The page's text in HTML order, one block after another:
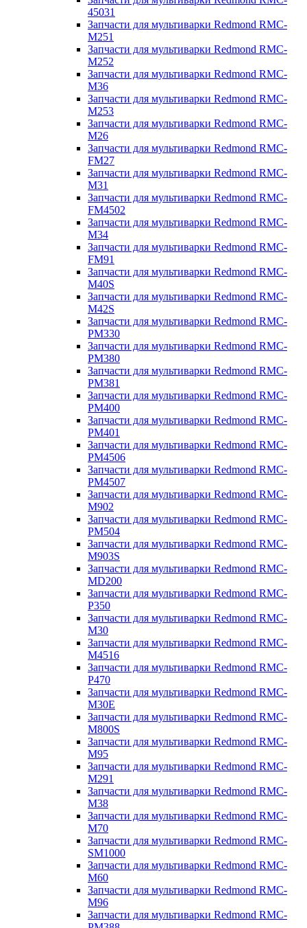
45031
Запчасти для мультиварки Redmond RMC-
M251
Запчасти для мультиварки Redmond RMC-
M252
Запчасти для мультиварки Redmond RMC-
M36
Запчасти для мультиварки Redmond RMC-
M253
Запчасти для мультиварки Redmond RMC-
M26
Запчасти для мультиварки Redmond RMC-
FM27
Запчасти для мультиварки Redmond RMC-
M31
Запчасти для мультиварки Redmond RMC-
FM4502
Запчасти для мультиварки Redmond RMC-
M34
Запчасти для мультиварки Redmond RMC-
FM91
Запчасти для мультиварки Redmond RMC-
M40S
Запчасти для мультиварки Redmond RMC-
M42S
Запчасти для мультиварки Redmond RMC-
PM330
Запчасти для мультиварки Redmond RMC-
PM380
Запчасти для мультиварки Redmond RMC-
PM381
Запчасти для мультиварки Redmond RMC-
PM400
Запчасти для мультиварки Redmond RMC-
PM401
Запчасти для мультиварки Redmond RMC-
PM4506
Запчасти для мультиварки Redmond RMC-
PM4507
Запчасти для мультиварки Redmond RMC-
M902
Запчасти для мультиварки Redmond RMC-
PM504
Запчасти для мультиварки Redmond RMC-
M903S
Запчасти для мультиварки Redmond RMC-
MD200
Запчасти для мультиварки Redmond RMC-
P350
Запчасти для мультиварки Redmond RMC-
M30
Запчасти для мультиварки Redmond RMC-
M4516
Запчасти для мультиварки Redmond RMC-
P470
Запчасти для мультиварки Redmond RMC-
M30E
Запчасти для мультиварки Redmond RMC-
M800S
Запчасти для мультиварки Redmond RMC-
M95
Запчасти для мультиварки Redmond RMC-
M291
Запчасти для мультиварки Redmond RMC-
M38
Запчасти для мультиварки Redmond RMC-
M70
Запчасти для мультиварки Redmond RMC-
SM1000
Запчасти для мультиварки Redmond RMC-
M60
Запчасти для мультиварки Redmond RMC-
M96
Запчасти для мультиварки Redmond RMC-